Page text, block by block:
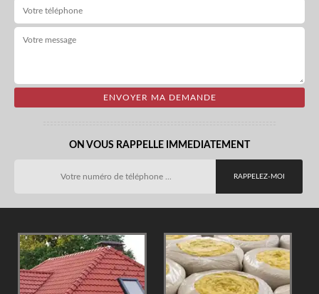
ON VOUS RAPPELLE IMMEDIATEMENT